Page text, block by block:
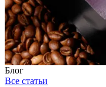
Блог
Все статьи